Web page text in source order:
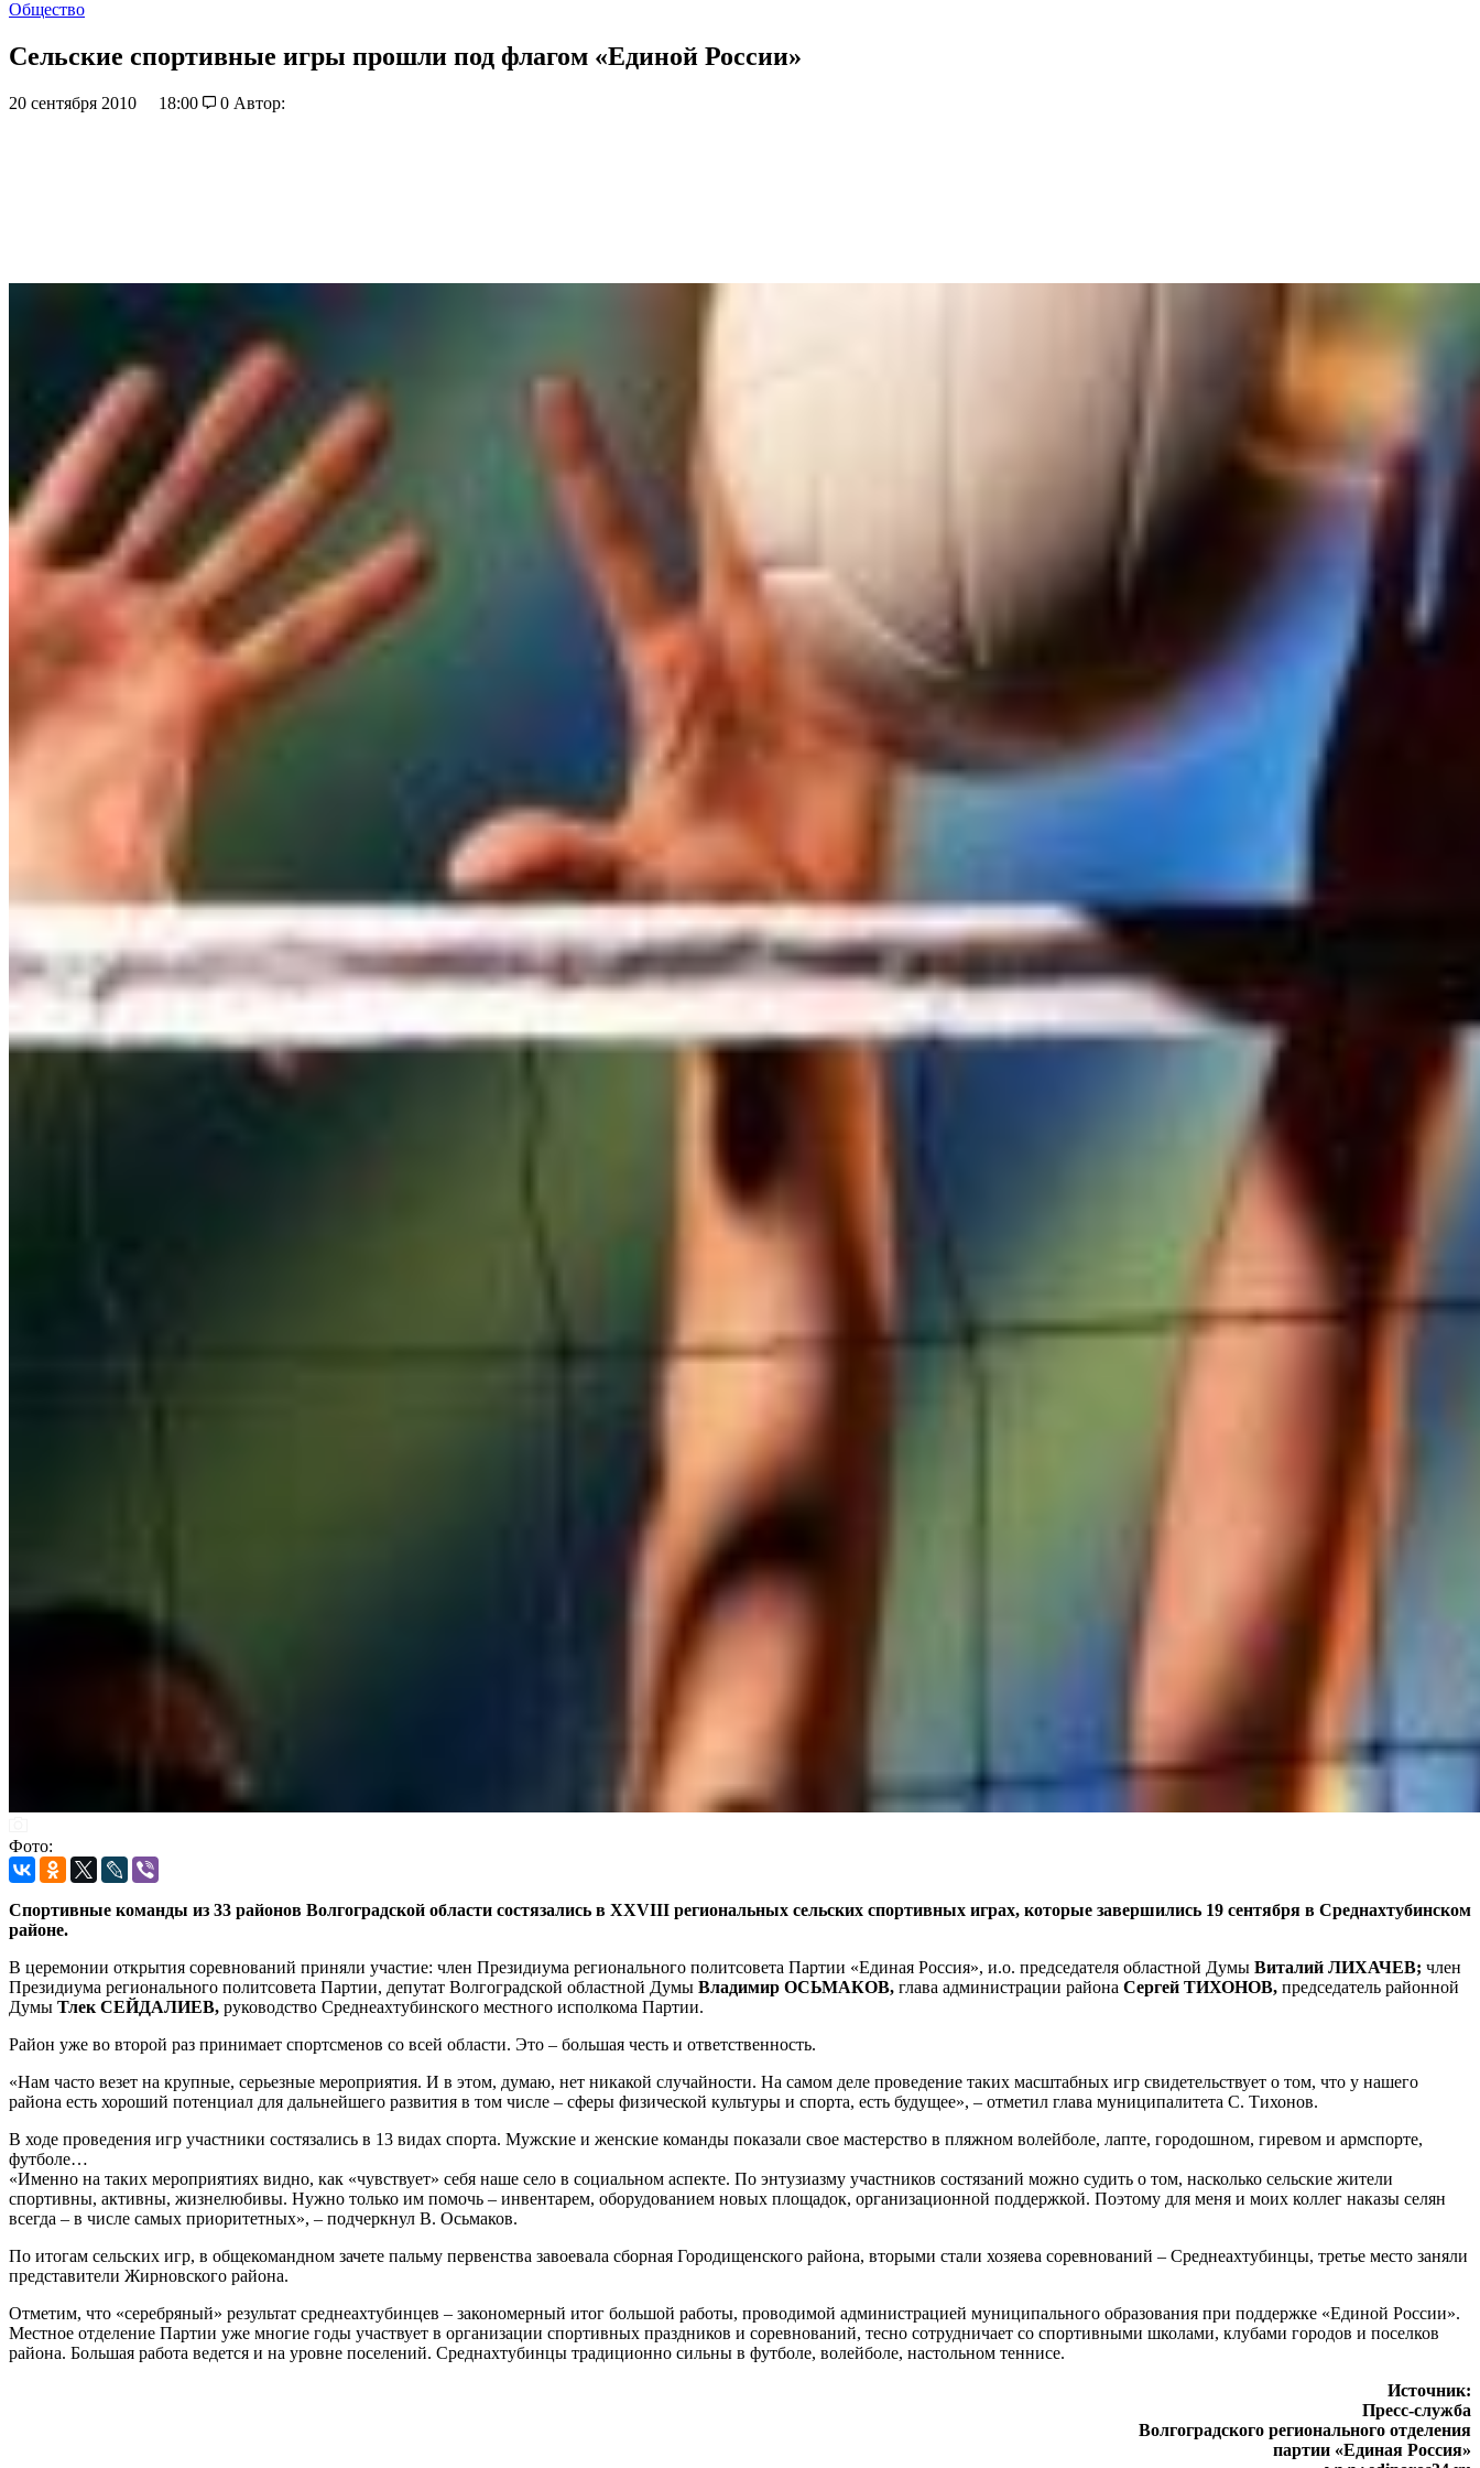
Общество
Сельские спортивные игры прошли под флагом «Единой России»
20 сентября 2010 18:00 0 Автор:
Фото:
Спортивные команды из 33 районов Волгоградской области состязались в XXVIII региональных сельских спортивных играх, которые завершились 19 сентября в Среднахтубинском
районе.
В церемонии открытия соревнований приняли участие: член Президиума регионального политсовета Партии «Единая Россия», и.о. председателя областной Думы Виталий ЛИХАЧЕВ; член
Президиума регионального политсовета Партии, депутат Волгоградской областной Думы Владимир ОСЬМАКОВ, глава администрации района Сергей ТИХОНОВ, председатель районной
Думы Тлек СЕЙДАЛИЕВ, руководство Среднеахтубинского местного исполкома Партии.
Район уже во второй раз принимает спортсменов со всей области. Это – большая честь и ответственность.
«Нам часто везет на крупные, серьезные мероприятия. И в этом, думаю, нет никакой случайности. На самом деле проведение таких масштабных игр свидетельствует о том, что у нашего
района есть хороший потенциал для дальнейшего развития в том числе – сферы физической культуры и спорта, есть будущее», – отметил глава муниципалитета С. Тихонов.
В ходе проведения игр участники состязались в 13 видах спорта. Мужские и женские команды показали свое мастерство в пляжном волейболе, лапте, городошном, гиревом и армспорте,
футболе…
«Именно на таких мероприятиях видно, как «чувствует» себя наше село в социальном аспекте. По энтузиазму участников состязаний можно судить о том, насколько сельские жители
спортивны, активны, жизнелюбивы. Нужно только им помочь – инвентарем, оборудованием новых площадок, организационной поддержкой. Поэтому для меня и моих коллег наказы селян
всегда – в числе самых приоритетных», – подчеркнул В. Осьмаков.
По итогам сельских игр, в общекомандном зачете пальму первенства завоевала сборная Городищенского района, вторыми стали хозяева соревнований – Среднеахтубинцы, третье место заняли
представители Жирновского района.
Отметим, что «серебряный» результат среднеахтубинцев – закономерный итог большой работы, проводимой администрацией муниципального образования при поддержке «Единой России».
Местное отделение Партии уже многие годы участвует в организации спортивных праздников и соревнований, тесно сотрудничает со спортивными школами, клубами городов и поселков
района. Большая работа ведется и на уровне поселений. Среднахтубинцы традиционно сильны в футболе, волейболе, настольном теннисе.
Источник:
Пресс-служба
Волгоградского регионального отделения
партии «Единая Россия»